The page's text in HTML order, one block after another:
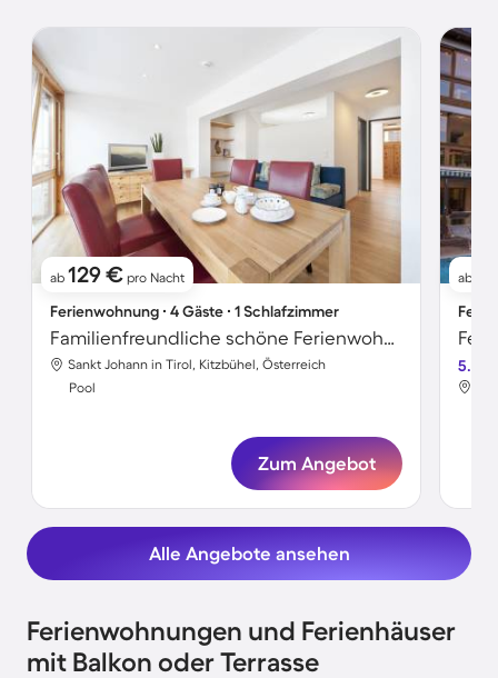
ab 129 € pro Nacht
Ferienwohnung ∙ 4 Gäste ∙ 1 Schlafzimmer
Familienfreundliche schöne Ferienwohnung mit Garten, Terrasse und beheiztem Pool | Nah am Skifahren | Haustierfreundlich
Sankt Johann in Tirol, Kitzbühel, Österreich
Pool
Zum Angebot
ab
5.0
Alle Angebote ansehen
Ferienwohnungen und Ferienhäuser
mit Balkon oder Terrasse